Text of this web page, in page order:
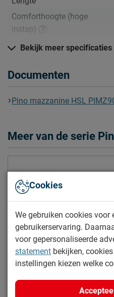
Comforthoogte (hoge
instap)
Hoogte hoofdbord
Kenmerken
Elektrisch verstelbare
Uitvoering
Kleur
Materiaal
Goed om te weten
Onderhoud
Garantie
Montage
Bekijk meer specificaties
Documenten
Pino mazzanine HSL
Meer van de serie
Cookies
We gebruiken cookies voor
gebruikerservaring.
voor gepersonaliseerde
statement bekijken, cookies
instellingen kiezen welke